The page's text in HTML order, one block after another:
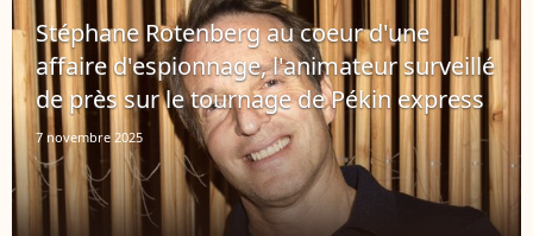
elles aussi des célébrités ! Leur
réussite...
Stéphane Rotenberg au coeur d'une
affaire d'espionnage, l'animateur surveillé
de près sur le tournage de Pékin express
7 novembre 2025